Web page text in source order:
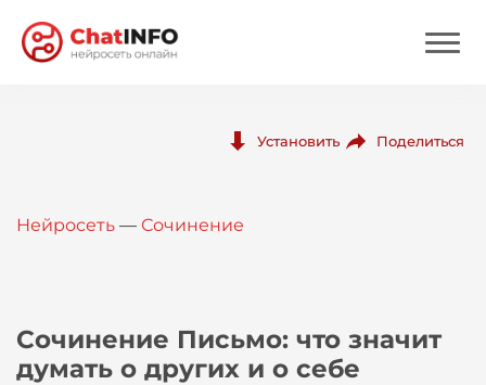
Вход
Установить Поделиться
Нейросеть — Сочинение
Сочинение Письмо: что значит
думать о других и о себе